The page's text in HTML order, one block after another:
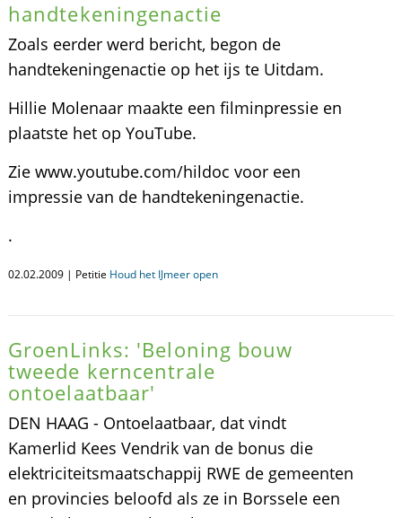
handtekeningenactie
Zoals eerder werd bericht, begon de
handtekeningenactie op het ijs te Uitdam.
Hillie Molenaar maakte een filminpressie en
plaatste het op YouTube.
Zie www.youtube.com/hildoc voor een
impressie van de handtekeningenactie.
.
02.02.2009 | Petitie Houd het IJmeer open
GroenLinks: 'Beloning bouw
tweede kerncentrale
ontoelaatbaar'
DEN HAAG - Ontoelaatbaar, dat vindt
Kamerlid Kees Vendrik van de bonus die
elektriciteitsmaatschappij RWE de gemeenten
en provincies beloofd als ze in Borssele een